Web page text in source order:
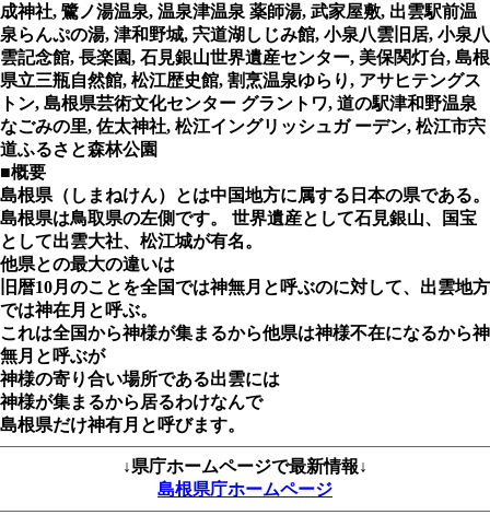
成神社, 鷺ノ湯温泉, 温泉津温泉 薬師湯, 武家屋敷, 出雲駅前温
泉らんぷの湯, 津和野城, 宍道湖しじみ館, 小泉八雲旧居, 小泉八
雲記念館, 長楽園, 石見銀山世界遺産センター, 美保関灯台, 島根
県立三瓶自然館, 松江歴史館, 割烹温泉ゆらり, アサヒテングス
トン, 島根県芸術文化センター グラントワ, 道の駅津和野温泉
なごみの里, 佐太神社, 松江イングリッシュガ ーデン, 松江市宍
道ふるさと森林公園
■概要
島根県（しまねけん）とは中国地方に属する日本の県である。
島根県は鳥取県の左側です。 世界遺産として石見銀山、国宝
として出雲大社、松江城が有名。
他県との最大の違いは
旧暦10月のことを全国では神無月と呼ぶのに対して、出雲地方
では神在月と呼ぶ。
これは全国から神様が集まるから他県は神様不在になるから神
無月と呼ぶが
神様の寄り合い場所である出雲には
神様が集まるから居るわけなんで
島根県だけ神有月と呼びます。
↓県庁ホームページで最新情報↓
島根県庁ホームページ